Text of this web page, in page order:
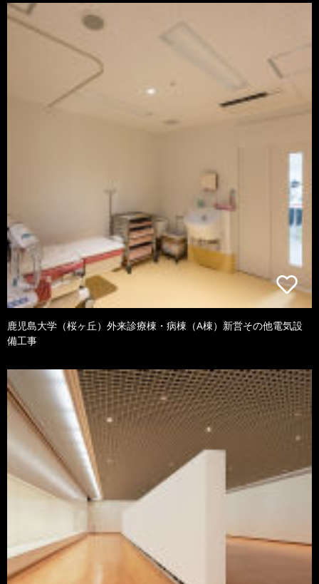
鹿児島大学（桜ヶ丘）外来診療棟・病棟（A棟）新営その他電気設
備工事